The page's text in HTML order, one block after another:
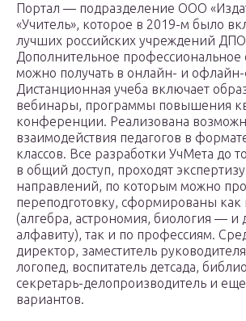
Портал — подразделение ООО
«Учитель», которое в 2019-м было
лучших российских учреждений
Дополнительное профессиональное
можно получать в онлайн- и
Дистанционная учеба включает
вебинары, программы повышения
конференции. Реализована
взаимодействия педагогов в
классов. Все разработки УчМета до
в общий доступ, проходят
направлений, по которым можно
переподготовку, сформированы как
(алгебра, астрономия, биология — и
алфавиту), так и по профессиям.
директор, заместитель
логопед, воспитатель детсада,
секретарь-делопроизводитель и еще
вариантов.